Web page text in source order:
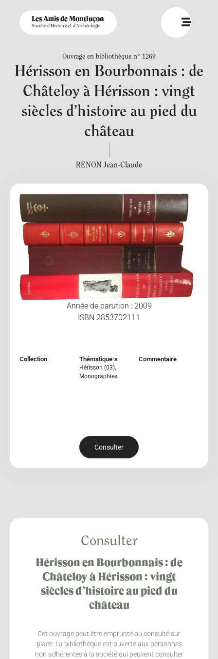
Les Amis de Montluçon
Société d'Histoire et d'Archéologie
Ouvrage en bibliothèque n° 1269
Hérisson en Bourbonnais : de
Châteloy à Hérisson : vingt
siècles d’histoire au pied du
château
RENON Jean-Claude
Année de parution : 2009
ISBN 2853702111
Collection Thématique·s
Hérisson (03),
Monographies
Commentaire
Consulter
Consulter
Hérisson en Bourbonnais : de
Châteloy à Hérisson : vingt
siècles d’histoire au pied du
château
Cet ouvrage peut être emprunté ou consulté sur
place. La bibliothèque est ouverte aux personnes
non adhérentes à la société qui peuvent consulter